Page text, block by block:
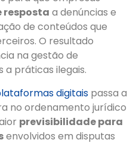
resposta a denúncias e
de conteúdos que
O resultado
na gestão de
práticas ilegais.
digitais passa a
no ordenamento jurídico
previsibilidade para
envolvidos em disputas